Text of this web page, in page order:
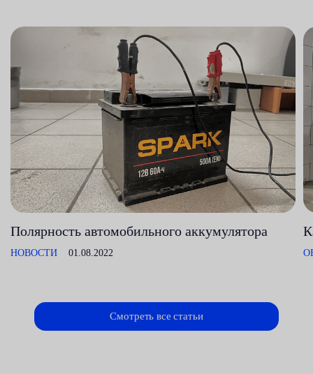
Полярность автомобильного аккумулятора
НОВОСТИ 01.08.2022
Смотреть все статьи